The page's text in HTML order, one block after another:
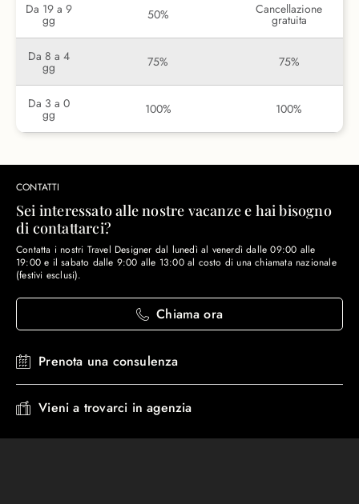
Da 19 a 9
gg 50% Cancellazione
gratuita
Da 8 a 4
gg 75% 75%
Da 3 a 0
gg 100% 100%
CONTATTI
Sei interessato alle nostre vacanze e hai bisogno
di contattarci?
Contatta i nostri Travel Designer dal lunedì al venerdì dalle 09:00 alle
19:00 e il sabato dalle 9:00 alle 13:00 al costo di una chiamata nazionale
(festivi esclusi).
Chiama ora
Prenota una consulenza
Vieni a trovarci in agenzia